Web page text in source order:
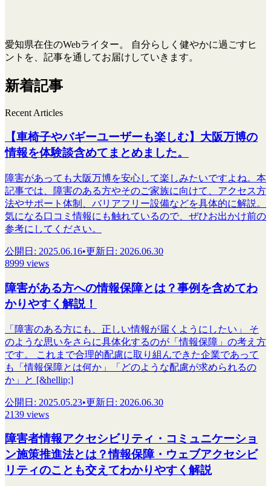
愛知県在住のWebライター。 自分らしく健やかに過ごすヒ
ントを、記事を通してお届けしていきます。
新着記事
Recent Articles
【車椅子やバギーユーザーも楽しむ】大阪万博の
情報を体験談含めてまとめました。
障害があっても大阪万博を安心して楽しみたいですよね。本
記事では、障害のある方やそのご家族に向けて、アクセス方
法やサポート体制、バリアフリー設備などを具体的に解説。
気になる口コミ情報にも触れているので、ぜひお出かけ前の
参考にしてください。
公開日 : 2025.06.16•更新日 : 2026.06.30
8999 views
障害がある方への情報保障とは？事例を含めてわ
かりやすく解説！
「障害のある方にも、正しい情報が届くようにしたい」 そ
のような思いをさらに具体化するのが「情報保障」の考え方
です。 これまで合理的配慮に取り組んできた企業であって
も「情報保障とは何か」「どのような配慮が求められるの
か」と [&hellip;]
公開日 : 2025.05.23•更新日 : 2026.06.30
2139 views
障害者情報アクセシビリティ・コミュニケーショ
ン施策推進法とは？情報保障・ウェブアクセシビ
リティのことも交えてわかりやすく解説